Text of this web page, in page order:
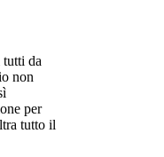
da
non
per
tutto il